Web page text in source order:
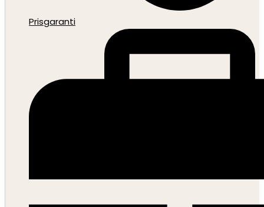
Prisgaranti